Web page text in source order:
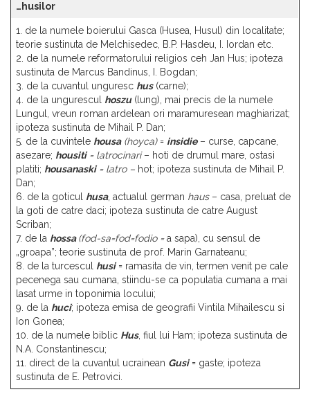
…husilor
1. de la numele boierului Gasca (Husea, Husul) din localitate;
teorie sustinuta de Melchisedec, B.P. Hasdeu, I. Iordan etc.
2. de la numele reformatorului religios ceh Jan Hus; ipoteza
sustinuta de Marcus Bandinus, I. Bogdan;
3. de la cuvantul unguresc hus(carne);
4. de la ungurescul hoszu (lung), mai precis de la numele
Lungul, vreun roman ardelean ori maramuresean maghiarizat;
ipoteza sustinuta de Mihail P. Dan;
5. de la cuvintele housa(hoyca) = insidie– curse, capcane,
asezare; housiti= latrocinari– hoti de drumul mare, ostasi
platiti; housanaski= latro – hot; ipoteza sustinuta de Mihail P.
Dan;
6. de la goticul husa, actualul german haus– casa, preluat de
la goti de catre daci; ipoteza sustinuta de catre August
Scriban;
7. de la hossa(fod-sa=fod=fodio =a sapa), cu sensul de
„groapa”; teorie sustinuta de prof. Marin Garnateanu;
8. de la turcescul husi= ramasita de vin, termen venit pe cale
pecenega sau cumana, stiindu-se ca populatia cumana a mai
lasat urme in toponimia locului;
9. de la huci; ipoteza emisa de geografii Vintila Mihailescu si
Ion Gonea;
10. de la numele biblic Hus, fiul lui Ham; ipoteza sustinuta de
N.A. Constantinescu;
11. direct de la cuvantul ucrainean Gusi= gaste; ipoteza
sustinuta de E. Petrovici.